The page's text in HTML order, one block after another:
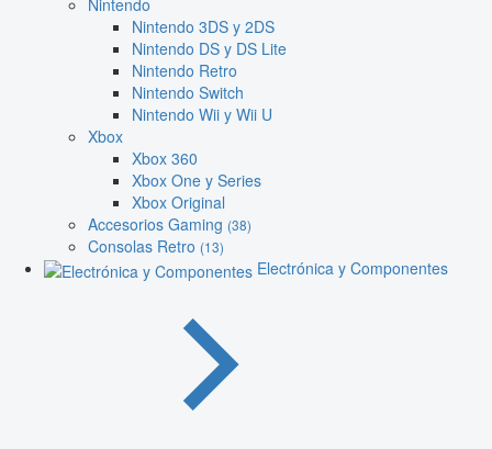
Nintendo
Nintendo 3DS y 2DS
Nintendo DS y DS Lite
Nintendo Retro
Nintendo Switch
Nintendo Wii y Wii U
Xbox
Xbox 360
Xbox One y Series
Xbox Original
Accesorios Gaming (38)
Consolas Retro (13)
Electrónica y Componentes